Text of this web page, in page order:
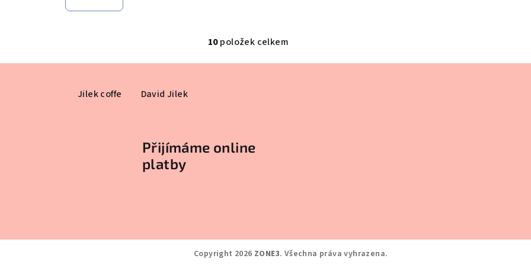
O
v
c
y
10položek celkem
Jilek coffe David Jilek
Přijímáme online
platby
Copyright 2026 ZONE3. Všechna práva vyhrazena.